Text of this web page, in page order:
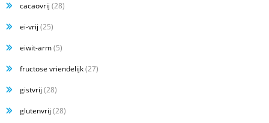
cacaovrij (28)
ei-vrij (25)
eiwit-arm(5)
fructose vriendelijk(27)
gistvrij (28)
glutenvrij (28)